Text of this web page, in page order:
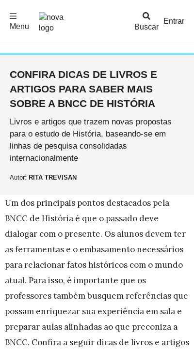
Buscar
Menu
Entrar
CONFIRA DICAS DE LIVROS E
ARTIGOS PARA SABER MAIS
SOBRE A BNCC DE HISTÓRIA
Livros e artigos que trazem novas propostas
para o estudo de História, baseando-se em
linhas de pesquisa consolidadas
internacionalmente
Autor: RITA TREVISAN
Um dos principais pontos destacados pela
BNCC de História é que o passado deve
dialogar com o presente. Os alunos devem ter
as ferramentas e o embasamento necessários
para relacionar fatos históricos com o mundo
atual. Para isso, é importante que os
professores também busquem referências que
possam enriquezar sua experiência em sala e
preparar aulas alinhadas ao que preconiza a
BNCC. Confira a seguir dicas de livros e artigos